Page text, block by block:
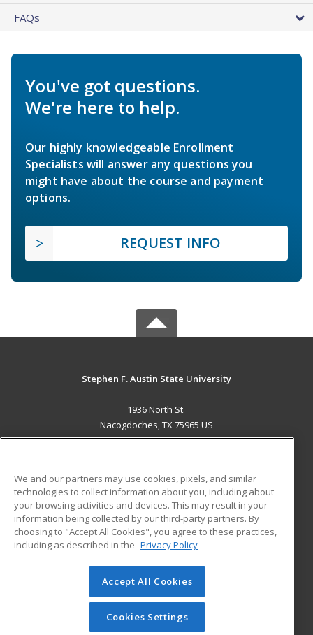
FAQs
You've got questions.
We're here to help.
Our highly knowledgeable Enrollment
Specialists will answer any questions you
might have about the course and payment
options.
REQUEST INFO
Stephen F. Austin State University
1936 North St.
Nacogdoches, TX 75965 US
ADDITIONAL RESOURCES
Military
Financial Assistance
Help
Student Blog
© 2026 ed2go, a division of Cengage Learning. All rights
reserved. The material on this site cannot be reproduced or
redistributed unless you have obtained prior written
permission from Cengage Learning.Privacy Policy
We and our partners may use cookies, pixels, and similar
technologies to collect information about you, including about
your browsing activities and devices. This may result in your
information being collected by our third-party partners. By
choosing to "Accept All Cookies", you agree to these practices,
including as described in the Privacy Policy
Accept All Cookies
Cookies Settings